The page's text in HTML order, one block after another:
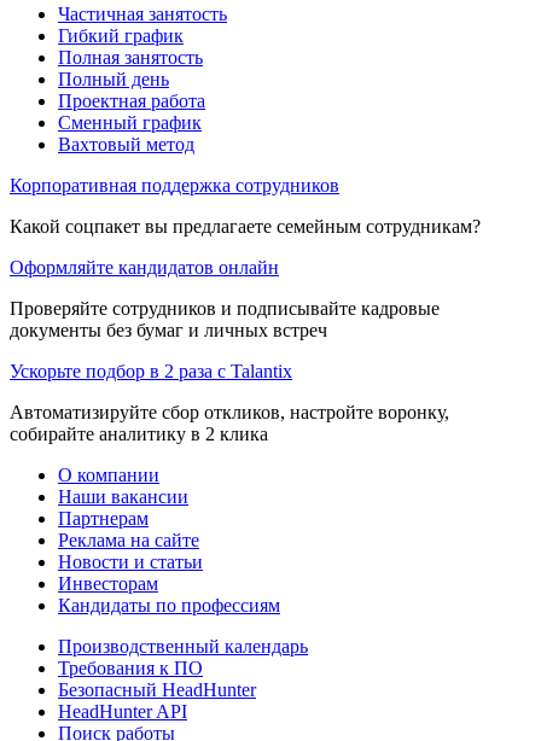
Частичная занятость
Гибкий график
Полная занятость
Полный день
Проектная работа
Сменный график
Вахтовый метод
Корпоративная поддержка сотрудников
Какой соцпакет вы предлагаете семейным сотрудникам?
Оформляйте кандидатов онлайн
Проверяйте сотрудников и подписывайте кадровые
документы без бумаг и личных встреч
Ускорьте подбор в 2 раза с Talantix
Автоматизируйте сбор откликов, настройте воронку,
собирайте аналитику в 2 клика
О компании
Наши вакансии
Партнерам
Реклама на сайте
Новости и статьи
Инвесторам
Кандидаты по профессиям
Производственный календарь
Требования к ПО
Безопасный HeadHunter
HeadHunter API
Поиск работы